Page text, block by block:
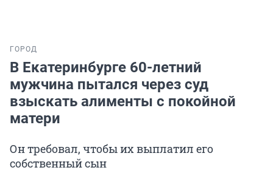
ГОРОД
В Екатеринбурге 60-летний
мужчина пытался через суд
взыскать алименты с покойной
матери
Он требовал, чтобы их выплатил его
собственный сын